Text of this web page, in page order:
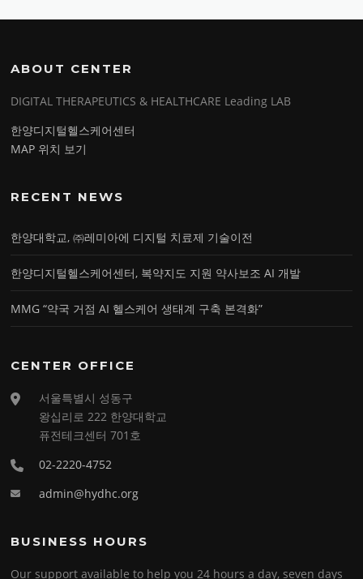
ABOUT CENTER
DIGITAL THERAPEUTICS & HEALTHCARE Leading LAB
한양디지털헬스케어센터
MAP 위치 보기
RECENT NEWS
한양대학교, ㈜레미아에 디지털 치료제 기술이전
한양디지털헬스케어센터, 복약지도 지원 약사보조 AI 개발
MMG “약국 거점 AI 헬스케어 생태계 구축 본격화”
CENTER OFFICE
서울특별시 성동구
왕십리로 222 한양대학교
퓨전테크센터 701호
02-2220-4752
admin@hydhc.org
BUSINESS HOURS
Our support available to help you 24 hours a day, seven days